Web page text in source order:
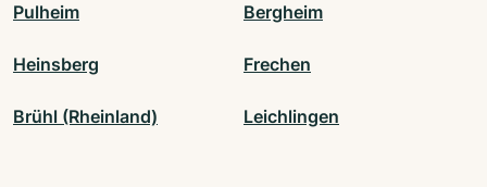
Pulheim Bergheim
Heinsberg Frechen
Brühl (Rheinland) Leichlingen